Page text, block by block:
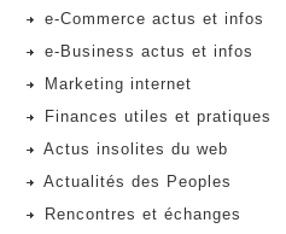
e-Commerce actus et infos
e-Business actus et infos
Marketing internet
Finances utiles et pratiques
Actus insolites du web
Actualités des Peoples
Rencontres et échanges